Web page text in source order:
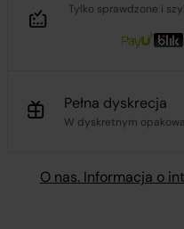
Tylko sprawdzone i
Pełna dyskrecja
W dyskretnym
O nas. Informacja o